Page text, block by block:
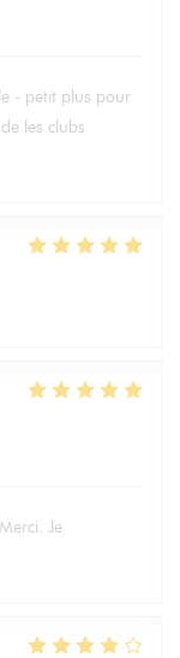
- petit plus pour
les clubs
Je